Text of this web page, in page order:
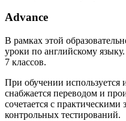
Advance
В рамках этой
уроки по английскому
7 классов.
При обучении используется
снабжается переводом и
сочетается с
контрольных тестирований.